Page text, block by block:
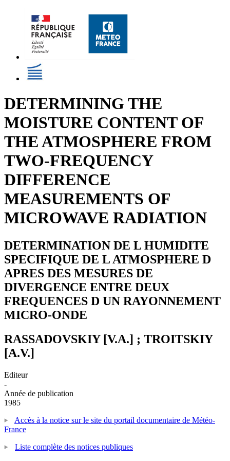
DETERMINING THE
MOISTURE CONTENT OF
THE ATMOSPHERE FROM
TWO-FREQUENCY
DIFFERENCE
MEASUREMENTS OF
MICROWAVE RADIATION
DETERMINATION DE L HUMIDITE
SPECIFIQUE DE L ATMOSPHERE D
APRES DES MESURES DE
DIVERGENCE ENTRE DEUX
FREQUENCES D UN RAYONNEMENT
MICRO-ONDE
RASSADOVSKIY [V.A.] ; TROITSKIY
[A.V.]
Editeur
-
Année de publication
1985
Accès à la notice sur le site du portail documentaire de Météo-
France
Liste complète des notices publiques